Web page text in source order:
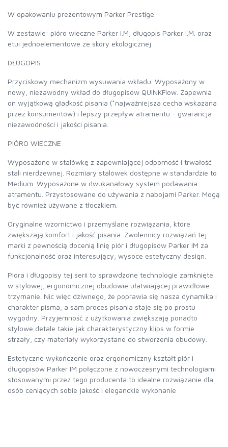
W opakowaniu prezentowym Parker Prestige.
W zestawie: pióro wieczne Parker I.M, długopis Parker I.M. oraz
etui jednoelementowe ze skóry ekologicznej
DŁUGOPIS
Przyciskowy mechanizm wysuwania wkładu. Wyposażony w
nowy, niezawodny wkład do długopisów QUINKFlow. Zapewnia
on wyjątkową gładkość pisania (*najważniejsza cecha wskazana
przez konsumentów) i lepszy przepływ atramentu - gwarancja
niezawodności i jakości pisania.
PIÓRO WIECZNE
Wyposażone w stalówkę z zapewniającej odporność i trwałość
stali nierdzewnej. Rozmiary stalówek dostępne w standardzie to
Medium. Wyposażone w dwukanałowy system podawania
atramentu. Przystosowane do używania z nabojami Parker. Mogą
być również używane z tłoczkiem.
Oryginalne wzornictwo i przemyślane rozwiązania, które
zwiększają komfort i jakość pisania. Zwolennicy rozwiązań tej
marki z pewnością docenią linię piór i długopisów Parker IM za
funkcjonalność oraz interesujący, wysoce estetyczny design.
Pióra i długopisy tej serii to sprawdzone technologie zamknięte
w stylowej, ergonomicznej obudowie ułatwiającej prawidłowe
trzymanie. Nic więc dziwnego, że poprawia się nasza dynamika i
charakter pisma, a sam proces pisania staje się po prostu
wygodny. Przyjemność z użytkowania zwiększają ponadto
stylowe detale takie jak charakterystyczny klips w formie
strzały, czy materiały wykorzystane do stworzenia obudowy.
Estetyczne wykończenie oraz ergonomiczny kształt piór i
długopisów Parker IM połączone z nowoczesnymi technologiami
stosowanymi przez tego producenta to idealne rozwiązanie dla
osób ceniących sobie jakość i eleganckie wykonanie